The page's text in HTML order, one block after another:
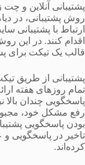
پشتیبانی آنلاین و
روش پشتیبانی، در
ارتباط با پشتیبانی
اقدام کنند. در این
قالب یک تیکت برای
تمام روزهای هفته
پاسخگویی چندان بالا
رفع مشکل خود،
بودن پاسخگویی
تاخیر در پاسخگویی و
کرده‌اند.